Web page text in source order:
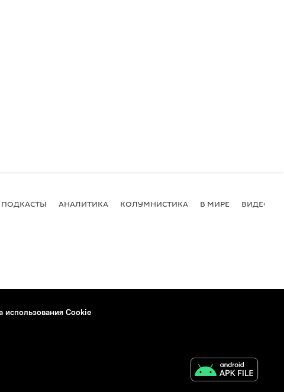
ПОДКАСТЫ АНАЛИТИКА КОЛУМНИСТИКА В МИРЕ ВИДЕО
использования Cookie